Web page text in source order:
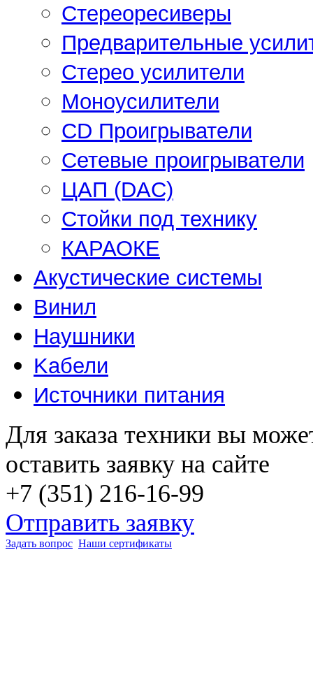
Стереоресиверы
Предварительные
Стерео усилители
Моноусилители
CD Проигрыватели
Сетевые проигрыватели
ЦАП (DAC)
Стойки под технику
КАРАОКЕ
Акустические системы
Винил
Наушники
Kабели
Источники питания
Для заказа техники вы
оставить заявку на сайте
+7 (351) 216-16-99
Отправить заявку
Задать вопрос Наши сертификаты